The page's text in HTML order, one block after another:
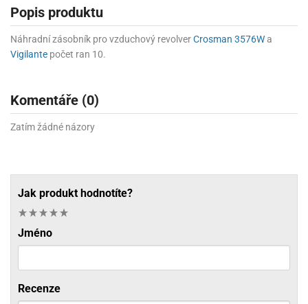
Popis produktu
Náhradní zásobník pro vzduchový revolverCrosman 3576Wa
Vigilante počet ran 10.
Komentáře (0)
Zatím žádné názory
Jak produkt hodnotíte?
Jméno
Recenze